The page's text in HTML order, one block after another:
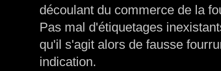
découlant du commerce de la
Pas mal d'étiquetages
qu'il s'agit alors de fausse
indication.